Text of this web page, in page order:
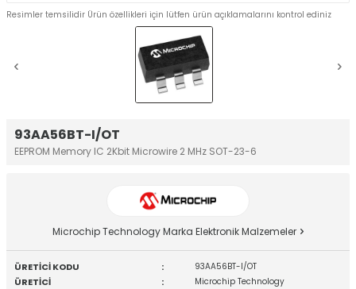
93AA56BT-I/OT
EEPROM Memory IC 2Kbit Microwire 2 MHz SOT-23-6
Resimler temsilidir Ürün özellikleri için lütfen ürün açıklamalarını kontrol ediniz
Microchip Technology Marka Elektronik Malzemeler
ÜRETİCİ KODU : 93AA56BT-I/OT
ÜRETİCİ : Microchip Technology